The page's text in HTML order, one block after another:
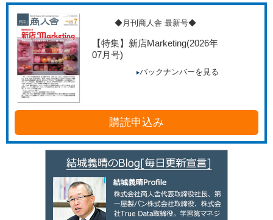
◆月刊商人舎 最新号◆
【特集】新店Marketing(2026年
07月号)
バックナンバーを見る
購読申込み